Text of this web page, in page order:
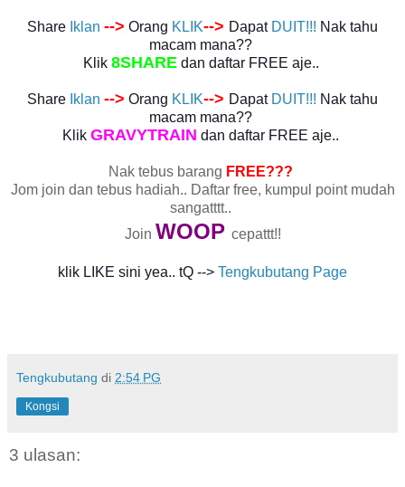
Share Iklan --> Orang KLIK--> Dapat DUIT!!! Nak tahu
macam mana??
Klik 8SHAREdan daftar FREE aje..
Share Iklan --> Orang KLIK--> Dapat DUIT!!! Nak tahu
macam mana??
Klik GRAVYTRAIN dan daftar FREE aje..
Nak tebus barang FREE???
Jom join dan tebus hadiah.. Daftar free, kumpul point mudah
sangatttt..
Join WOOP cepattt!!
klik LIKE sini yea.. tQ --> Tengkubutang Page
Tengkubutang di 2:54 PG
Kongsi
3 ulasan: